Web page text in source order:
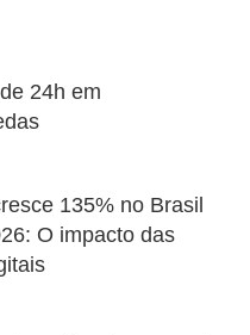
24h em
135% no Brasil
O impacto das